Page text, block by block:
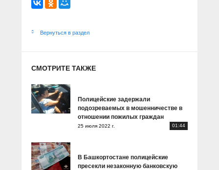
Вернуться в раздел
СМОТРИТЕ ТАКЖЕ
Полицейские задержали
подозреваемых в мошенничестве в
отношении пожилых граждан
25 июля 2022 г. 01:44
В Башкортостане полицейские
пресекли незаконную банковскую